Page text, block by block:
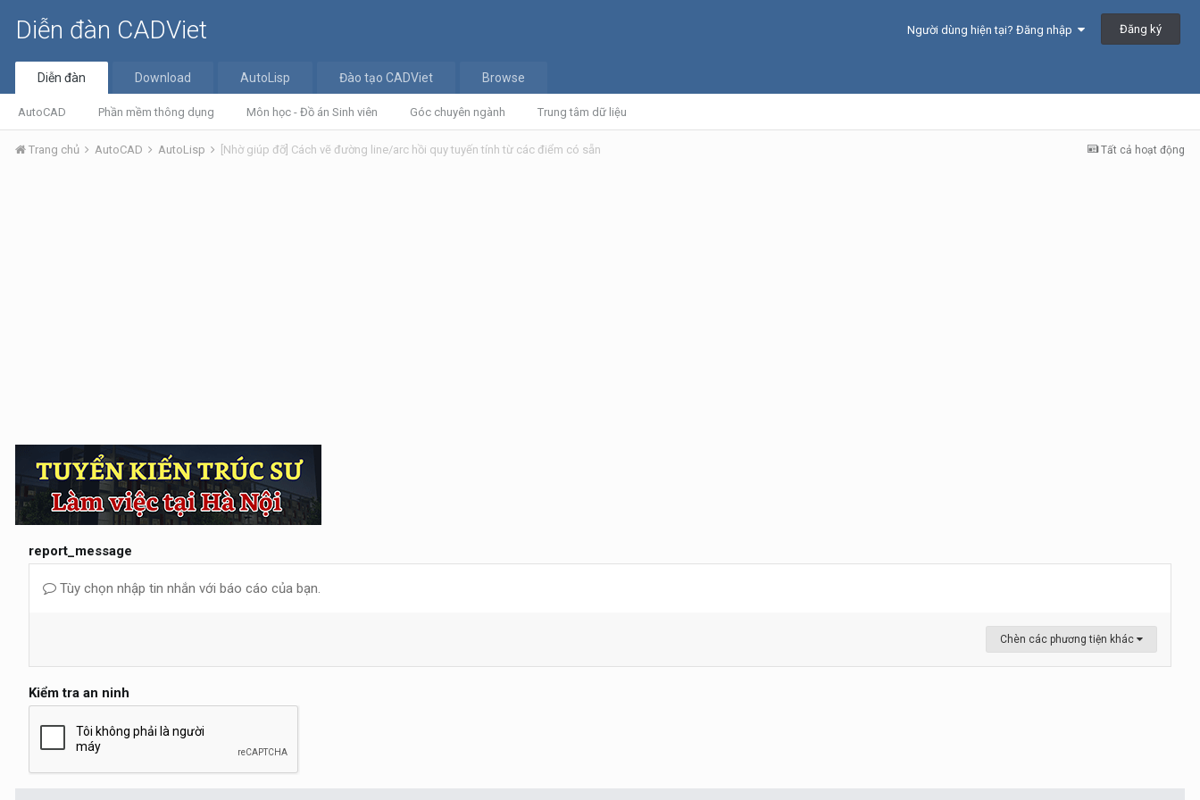
Diễn đàn CADViet Người dùng hiện tại? Đăng nhập Đăng ký
Diễn đàn
AutoCAD Phần mềm thông dụng Môn học - Đồ án Sinh viên Góc chuyên ngành Trung tâm dữ liệu
Download AutoLisp Đào tạo CADViet Browse
Tất cả hoạt động
Trang chủ AutoCAD AutoLisp [Nhờ giúp đỡ] Cách vẽ đường line/arc hồi quy tuyến tính từ các điểm có sẵn
report_message
Tùy chọn nhập tin nhắn với báo cáo của bạn.
Chèn các phương tiện khác
Kiểm tra an ninh